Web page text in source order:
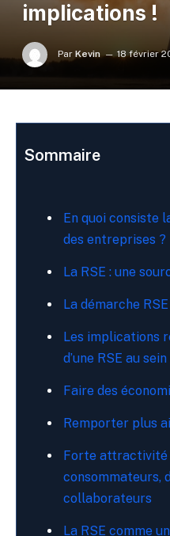
implications !
Par Kevin 18 février
Sommaire
En quoi consiste
des entreprises ?
La RSE : une
La démarche
Les implications
d’une RSE au
Faire des
Remporter plus
Forte attractivité
consommateurs,
collaborateurs
La RSE comme